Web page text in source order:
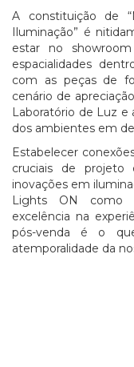
A constituição de
Iluminação” é
estar no
espacialidades
com as peças de
cenário de
Laboratório de Luz e
dos ambientes em
Estabelecer
cruciais de
inovações em
Lights ON como
excelência na
pós-venda é o
atemporalidade da